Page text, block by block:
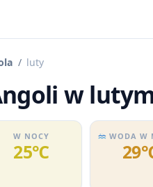
luty
w
W NOCY
25℃
WODA W